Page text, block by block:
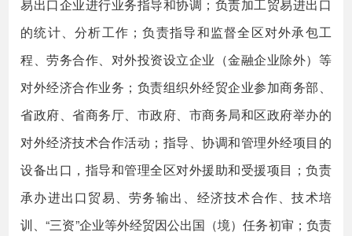
易出口企业进行业务指导和协调；负责加工贸易进出口
的统计、分析工作；负责指导和监督全区对外承包工
程、劳务合作、对外投资设立企业（金融企业除外）等
对外经济合作业务；负责组织外经贸企业参加商务部、
省政府、省商务厅、市政府、市商务局和区政府举办的
对外经济技术合作活动；指导、协调和管理外经项目的
设备出口，指导和管理全区对外援助和受援项目；负责
承办进出口贸易、劳务输出、经济技术合作、技术培
训、“三资”企业等外经贸因公出国（境）任务初审；负责